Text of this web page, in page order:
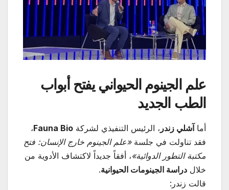
علم الجينوم الحيواني يفتح أبواب
الطب الجديد
أما آشلي زندر ، الرئيس التنفيذي لشركة Fauna Bio،
فقد تناولت في جلسة«علم الجينوم خارج الإنسان: فتح
مكتبة التطور الدوائية»، أفقاً جديداً لاكتشاف الأدوية من
خلال دراسة الجينومات الحيوانية.
قالت زندر: